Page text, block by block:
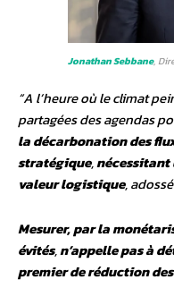
Jonathan Sebbane,
“A l’heure où le climat
partagées des agendas
la décarbonation des
stratégique,nécessitant
valeur logistique,
Mesurer, par la
évités,n’appelle pas à
premier de réduction